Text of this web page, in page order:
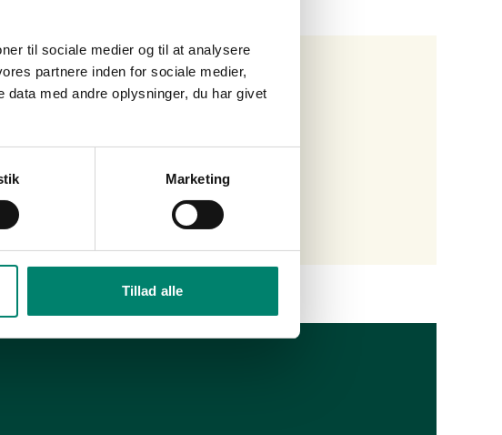
til sociale medier og til at analysere
partnere inden for sociale medier,
med andre oplysninger, du har givet
Marketing
Tillad alle